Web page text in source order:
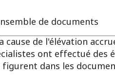
de documents
de l'élévation
ont effectué des
dans les